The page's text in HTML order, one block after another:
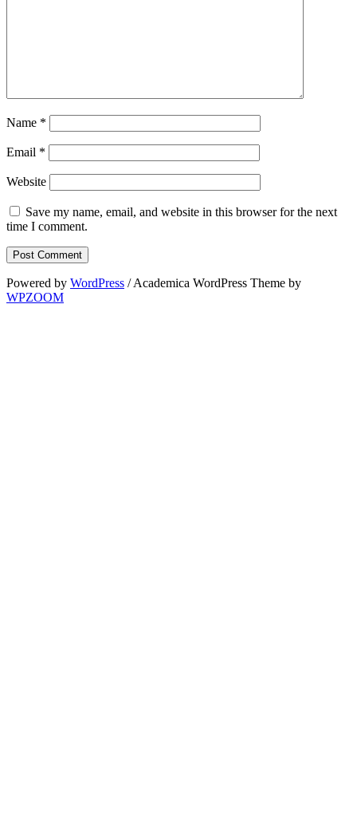
Name *
Email *
Website
Save my name, email, and website in this browser for the next
time I comment.
Powered by WordPress / Academica WordPress Theme by
WPZOOM